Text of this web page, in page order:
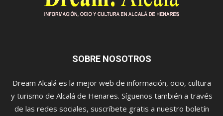
SOBRE NOSOTROS
Dream Alcalá es la mejor web de información, ocio, cultura
y turismo de Alcalá de Henares. Síguenos también a través
de las redes sociales, suscríbete gratis a nuestro boletín